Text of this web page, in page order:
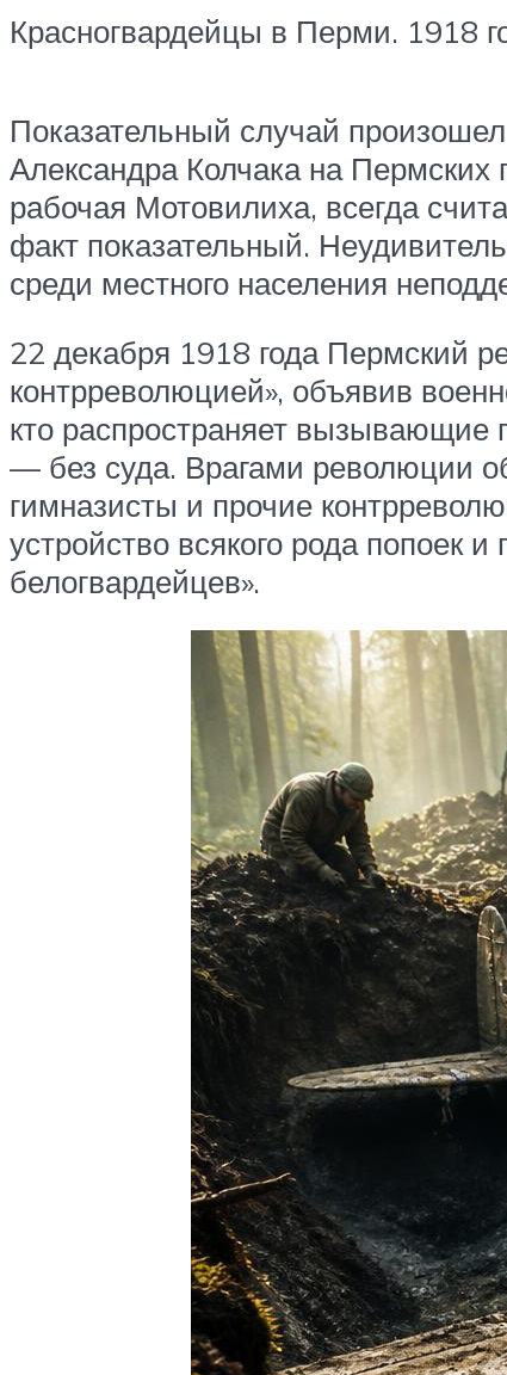
Красногвардейцы в Перми. 1918
Показательный случай
Александра Колчака на
рабочая Мотовилиха, всегда
факт показательный.
среди местного населения
22 декабря 1918 года Пермский
контрреволюцией», объявив
кто распространяет вызывающие
— без суда. Врагами революции
гимназисты и прочие
устройство всякого рода
белогвардейцев».